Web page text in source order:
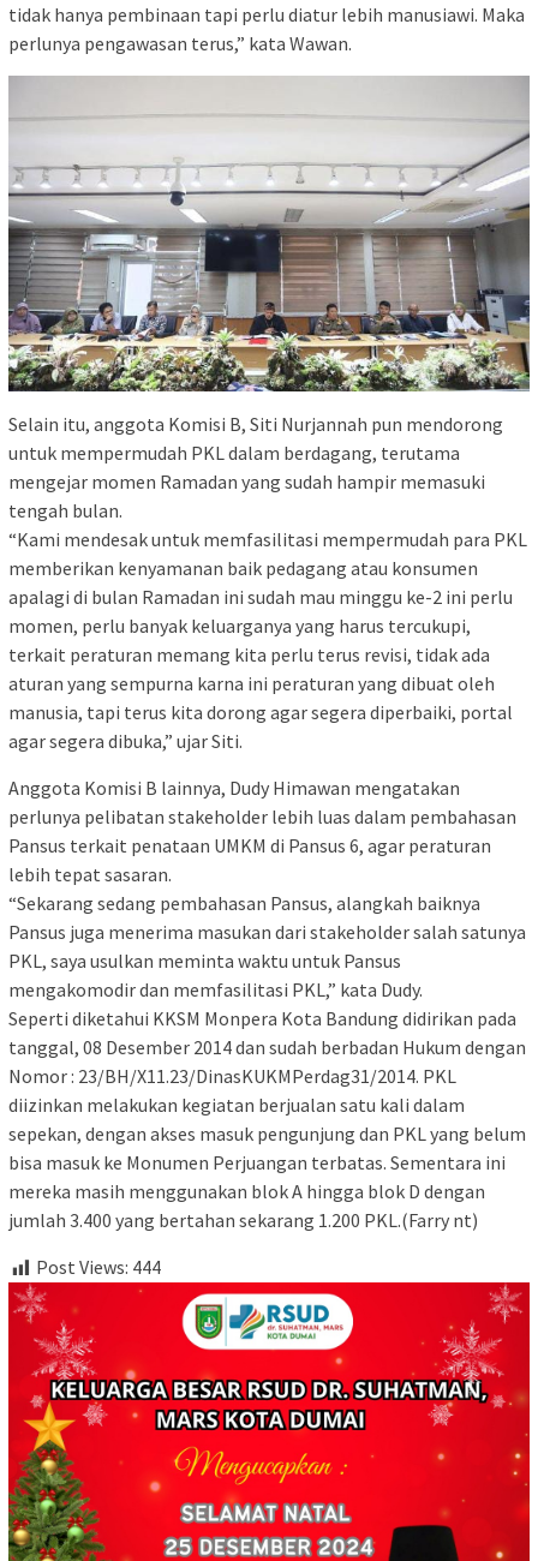
tidak hanya pembinaan tapi perlu diatur lebih manusiawi. Maka
perlunya pengawasan terus,” kata Wawan.
Selain itu, anggota Komisi B, Siti Nurjannah pun mendorong
untuk mempermudah PKL dalam berdagang, terutama
mengejar momen Ramadan yang sudah hampir memasuki
tengah bulan.
“Kami mendesak untuk memfasilitasi mempermudah para PKL
memberikan kenyamanan baik pedagang atau konsumen
apalagi di bulan Ramadan ini sudah mau minggu ke-2 ini perlu
momen, perlu banyak keluarganya yang harus tercukupi,
terkait peraturan memang kita perlu terus revisi, tidak ada
aturan yang sempurna karna ini peraturan yang dibuat oleh
manusia, tapi terus kita dorong agar segera diperbaiki, portal
agar segera dibuka,” ujar Siti.
Anggota Komisi B lainnya, Dudy Himawan mengatakan
perlunya pelibatan stakeholder lebih luas dalam pembahasan
Pansus terkait penataan UMKM di Pansus 6, agar peraturan
lebih tepat sasaran.
“Sekarang sedang pembahasan Pansus, alangkah baiknya
Pansus juga menerima masukan dari stakeholder salah satunya
PKL, saya usulkan meminta waktu untuk Pansus
mengakomodir dan memfasilitasi PKL,” kata Dudy.
Seperti diketahui KKSM Monpera Kota Bandung didirikan pada
tanggal, 08 Desember 2014 dan sudah berbadan Hukum dengan
Nomor : 23/BH/X11.23/DinasKUKMPerdag31/2014. PKL
diizinkan melakukan kegiatan berjualan satu kali dalam
sepekan, dengan akses masuk pengunjung dan PKL yang belum
bisa masuk ke Monumen Perjuangan terbatas. Sementara ini
mereka masih menggunakan blok A hingga blok D dengan
jumlah 3.400 yang bertahan sekarang 1.200 PKL.(Farry nt)
Post Views: 444